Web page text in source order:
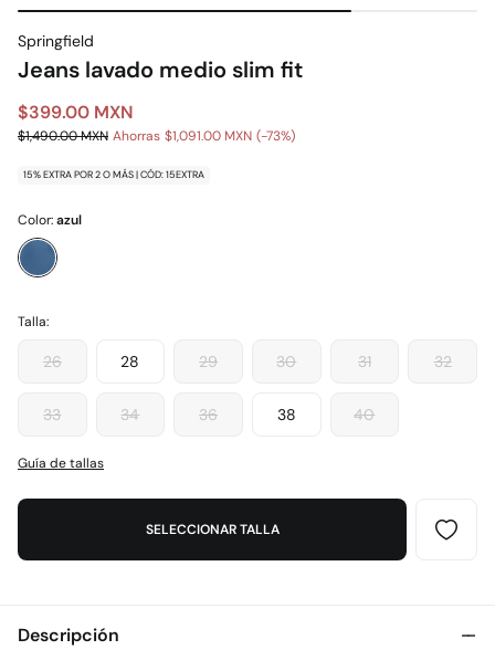
Springfield
Jeans lavado medio slim fit
$399.00 MXN
$1,490.00 MXN Ahorras $1,091.00 MXN 73
15% EXTRA POR 2 O MÁS | CÓD: 15EXTRA
Color:azul
Talla:
26 28 29 30 31 32
33 34 36 38 40
Guía de tallas
SELECCIONAR TALLA
Descripción